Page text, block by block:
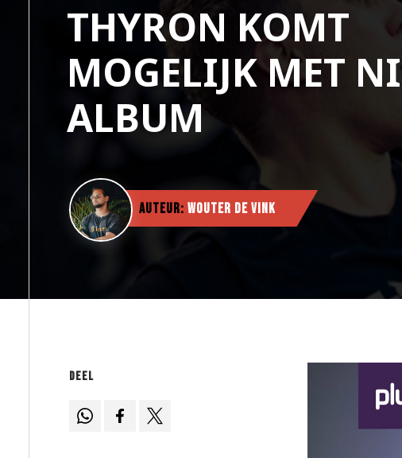
THYRON KOMT
MOGELIJK MET
ALBUM
Auteur: Wouter de Vink
Deel